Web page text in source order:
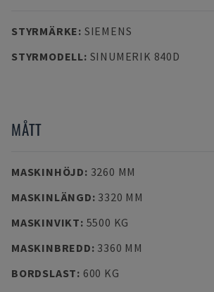
STYRMÄRKE: SIEMENS
STYRMODELL: SINUMERIK 840D
MÅTT
MASKINHÖJD: 3260 MM
MASKINLÄNGD: 3320 MM
MASKINVIKT: 5500 KG
MASKINBREDD: 3360 MM
BORDSLAST: 600 KG